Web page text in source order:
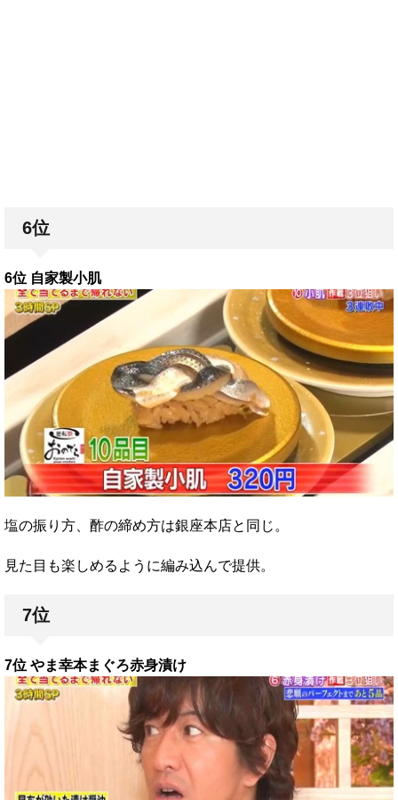
6位
6位 自家製小肌
塩の振り方、酢の締め方は銀座本店と同じ。
見た目も楽しめるように編み込んで提供。
7位
7位 やま幸本まぐろ赤身漬け